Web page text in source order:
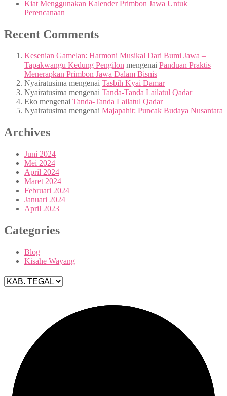
Kiat Menggunakan Kalender Primbon Jawa Untuk
Perencanaan
Recent Comments
Kesenian Gamelan: Harmoni Musikal Dari Bumi Jawa –
Tapakwangu Kedung Pengilon mengenai Panduan Praktis
Menerapkan Primbon Jawa Dalam Bisnis
Nyairatusima mengenai Tasbih Kyai Damar
Nyairatusima mengenai Tanda-Tanda Lailatul Qadar
Eko mengenai Tanda-Tanda Lailatul Qadar
Nyairatusima mengenai Majapahit: Puncak Budaya Nusantara
Archives
Juni 2024
Mei 2024
April 2024
Maret 2024
Februari 2024
Januari 2024
April 2023
Categories
Blog
Kisahe Wayang